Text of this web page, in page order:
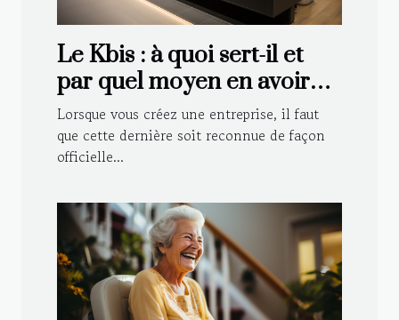
Le Kbis : à quoi sert-il et
par quel moyen en avoir
pour sa société ?
Lorsque vous créez une entreprise, il faut
que cette dernière soit reconnue de façon
officielle...